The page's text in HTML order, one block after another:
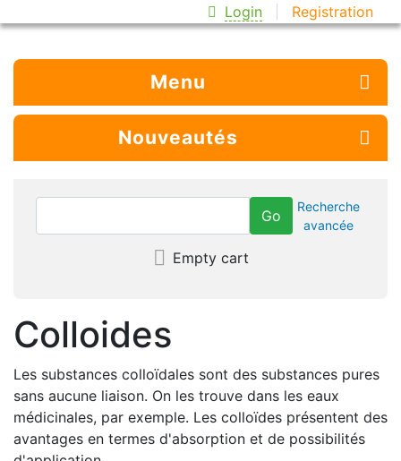
Login Registration
Menu
Nouveautés
Recherche
avancée
Empty cart
Colloides
Les substances colloïdales sont des substances pures
sans aucune liaison. On les trouve dans les eaux
médicinales, par exemple. Les colloïdes présentent des
avantages en termes d'absorption et de possibilités